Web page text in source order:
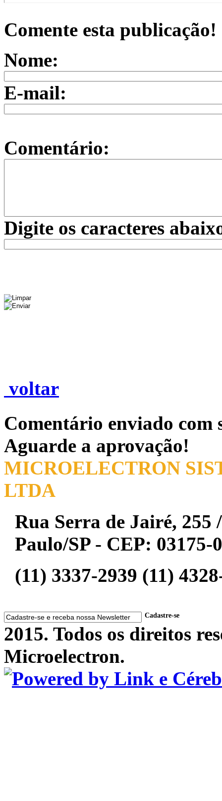
Comente esta publicação!
Nome:
E-mail:
Comentário:
Digite os caracteres
voltar
Comentário enviado com
Aguarde a aprovação!
MICROELECTRON
LTDA
Rua Serra de Jairé, 255
Paulo/SP - CEP: 03175-
(11) 3337-2939 (11)
Cadastre-se
2015. Todos os direitos
Microelectron.